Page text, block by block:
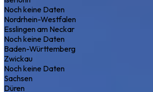
Noch keine Daten
Nordrhein-Westfalen
Esslingen am Neckar
Noch keine Daten
Baden-Württemberg
Zwickau
Noch keine Daten
Sachsen
Düren